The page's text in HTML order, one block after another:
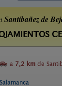
Santibañez de
a 7,2 km de